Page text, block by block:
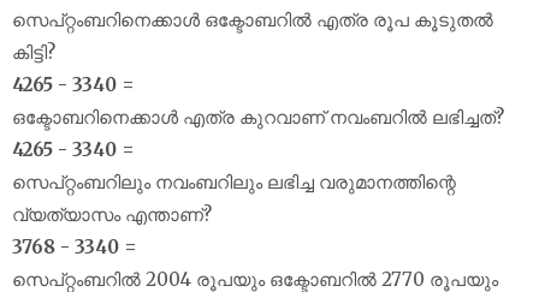
സെപ്റ്റംബറിനെക്കാൾ ഒക്ടോബറിൽ എത്ര രൂപ കൂടുതൽ
കിട്ടി?
4265 - 3340 =
ഒക്ടോബറിനെക്കാൾ എത്ര കുറവാണ് നവംബറിൽ ലഭിച്ചത്?
4265 - 3340 =
സെപ്റ്റംബറിലും നവംബറിലും ലഭിച്ച വരുമാനത്തിന്റെ
വ്യത്യാസം എന്താണ്?
3768 - 3340 =
സെപ്റ്റംബറിൽ 2004 രൂപയും ഒക്ടോബറിൽ 2770 രൂപയും